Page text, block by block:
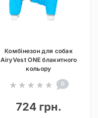
Комбінезон для собак
AiryVest ONE блакитного
кольору
0
724 грн.